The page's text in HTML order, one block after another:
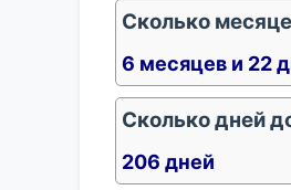
Сколько
6 месяцев и 22
Сколько дней
206 дней